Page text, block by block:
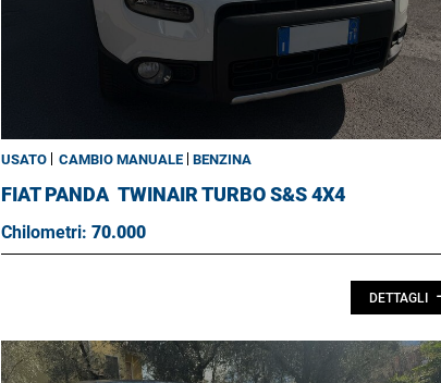
USATO CAMBIO MANUALE BENZINA
FIAT PANDA TWINAIR TURBO S&S 4X4
Chilometri: 70.000
DETTAGLI